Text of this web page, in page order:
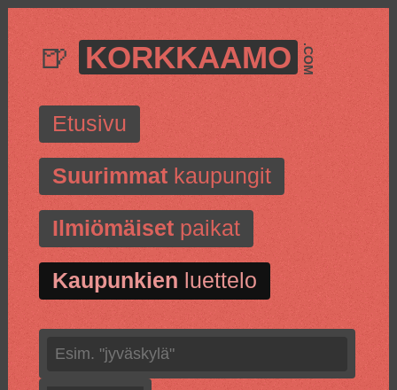
🍺 KORKKAAMO .COM
Etusivu
Suurimmatkaupungit
Ilmiömäisetpaikat
Kaupunkien luettelo